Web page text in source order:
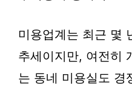
미용업계는 최근 몇
추세이지만, 여전히
는 동네 미용실도 경